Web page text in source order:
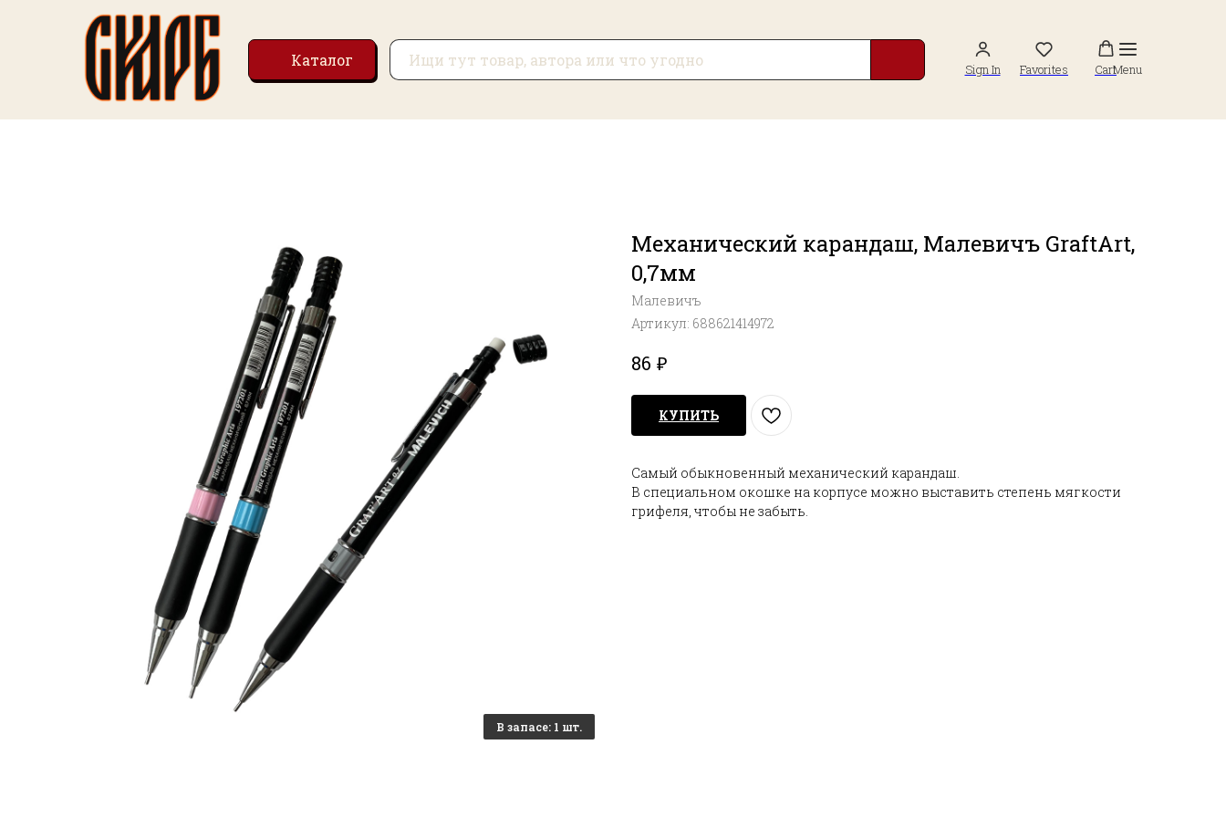
Каталог Sign In Favorites CartMenu
Механический карандаш, Малевичъ GraftArt,
0,7мм
Малевичъ
Артикул: 688621414972
86 ₽
КУПИТЬ
Самый обыкновенный механический карандаш.
В специальном окошке на корпусе можно выставить степень мягкости
грифеля, чтобы не забыть.